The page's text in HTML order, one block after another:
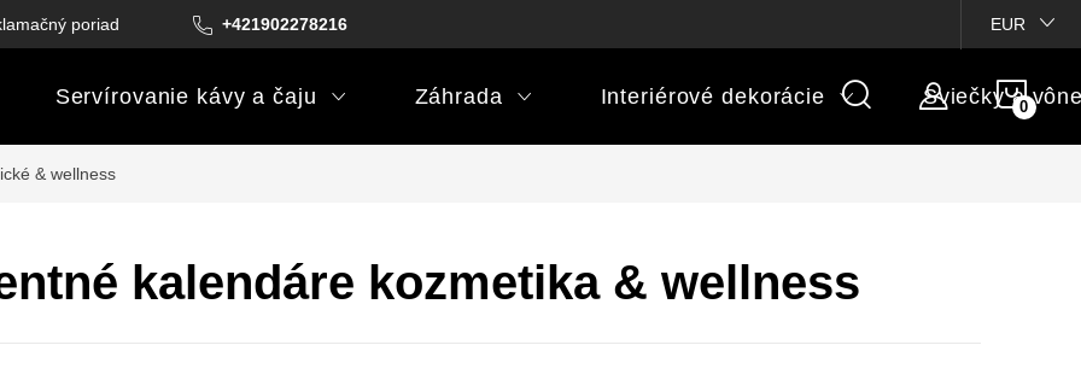
+421902278216
poriadok Podmienky darčekových poukazov Vlastné popisy produktov
EUR
Servírovanie kávy a čaju Záhrada Interiérové dekorácie Sviečky a
& wellness
kalendáre kozmetika & wellness